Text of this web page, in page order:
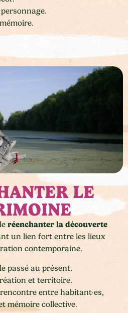
LE
réenchanter la découverte
un lien fort entre les lieux
contemporaine.
passé au présent.
et territoire.
entre habitant·es,
mémoire collective.